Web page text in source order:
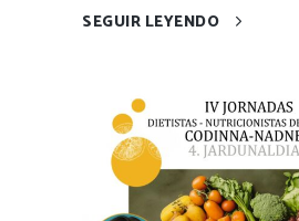
SEGUIR LEYENDO